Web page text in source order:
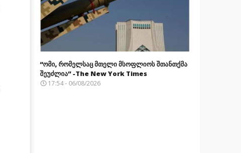
“ომი, რომელსაც მთელი მსოფლიოს შთანთქმა
შეუძლია” -The New York Times
17:54 - 06/08/2026